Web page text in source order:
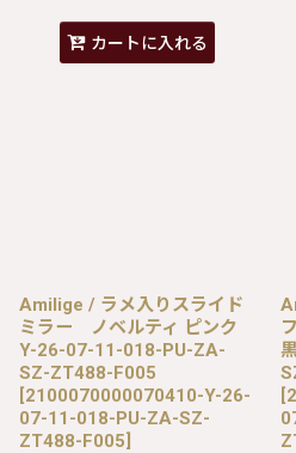
カートに入れる
Amilige / ラメ入りスライド
ミラー ノベルティ ピンク
Y-26-07-11-018-PU-ZA-
SZ-ZT488-F005
[2100070000070410-Y-26-
07-11-018-PU-ZA-SZ-
ZT488-F005]
[